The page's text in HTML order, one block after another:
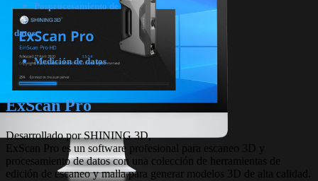
Posprocesamiento de
datos
Medición de datos
ExScan Pro
Desarrollado por SHINING 3D,
ExScan Pro es un software profesional para escaneo 3D y
procesamiento de datos con una colección de herramientas de
edición de escaneo y malla para generar modelos 3D de alta calidad.